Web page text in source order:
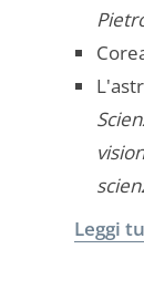
Leggi